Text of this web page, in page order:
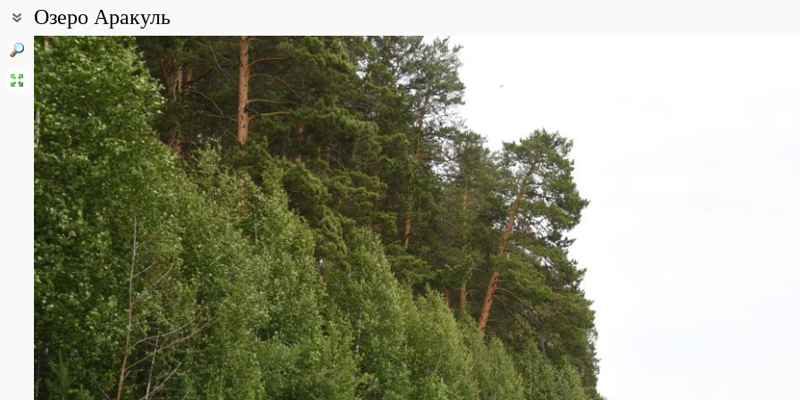
Озеро Аракуль
Coordinates:
55° 59′ 42.59″ N, 60° 30′ 07.96″ E (view at maps ofGoogle,OpenStreetMap,Yandex
All photos(6) Photos of plants & lichens (9)